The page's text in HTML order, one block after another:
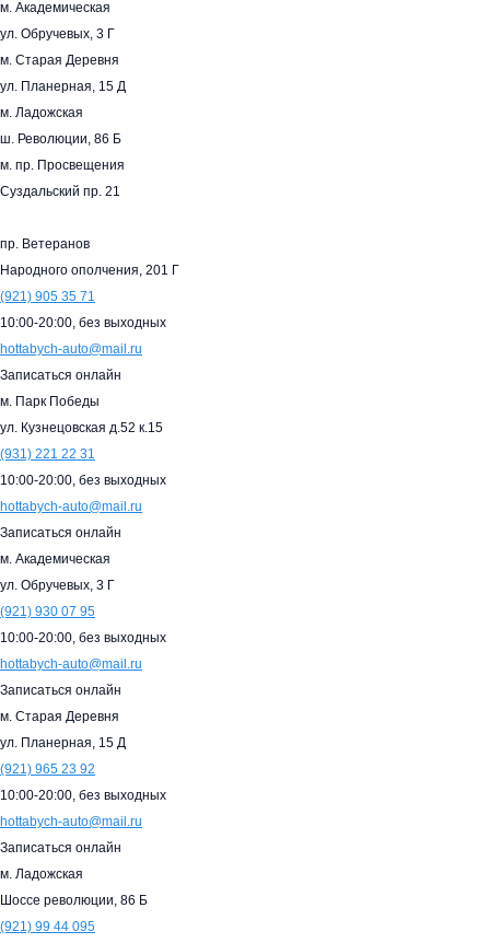
м. Академическая
ул. Обручевых, 3 Г
м. Старая Деревня
ул. Планерная, 15 Д
м. Ладожская
ш. Революции, 86 Б
м. пр. Просвещения
Суздальский пр. 21
пр. Ветеранов
Народного ополчения, 201 Г
(921) 905 35 71
10:00-20:00, без выходных
hottabych-auto@mail.ru
Записаться онлайн
м. Парк Победы
ул. Кузнецовская д.52 к.15
(931) 221 22 31
10:00-20:00, без выходных
hottabych-auto@mail.ru
Записаться онлайн
м. Академическая
ул. Обручевых, 3 Г
(921) 930 07 95
10:00-20:00, без выходных
hottabych-auto@mail.ru
Записаться онлайн
м. Старая Деревня
ул. Планерная, 15 Д
(921) 965 23 92
10:00-20:00, без выходных
hottabych-auto@mail.ru
Записаться онлайн
м. Ладожская
Шоссе революции, 86 Б
(921) 99 44 095